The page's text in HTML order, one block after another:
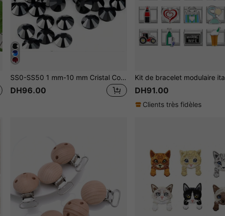
SS0-SS50 1 mm-10 mm Cristal Couleur Strass Thermocollants Paillettes Cristal Plat Dos Utilisé Pour Vêtements Tissu Robe Sac Chaussure Décoration Été, École
DH96.00 DH91.00
Clients très fidèles